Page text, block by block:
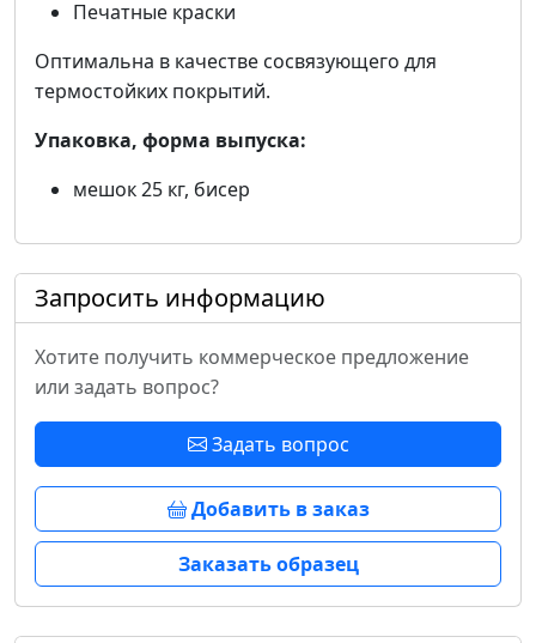
Печатные краски
Оптимальна в качестве сосвязующего для
термостойких покрытий.
Упаковка, форма выпуска:
мешок 25 кг, бисер
Запросить информацию
Хотите получить коммерческое предложение
или задать вопрос?
Задать вопрос
Добавить в заказ
Заказать образец